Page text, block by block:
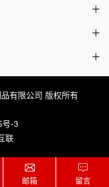
有限公司 版权所有
号-3
联
邮箱 留言